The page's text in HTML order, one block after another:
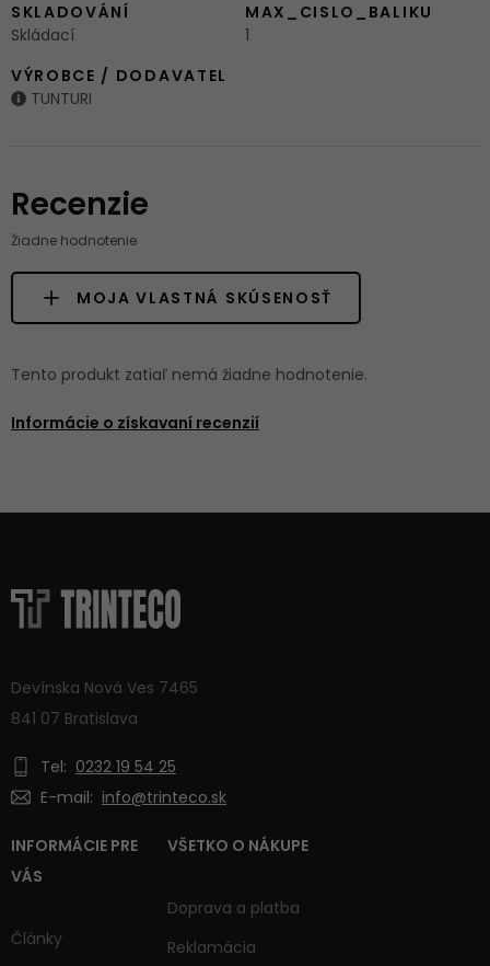
SKLADOVÁNÍ
Skládací
MAX_CISLO_BALIKU
1
VÝROBCE / DODAVATEL
TUNTURI
Recenzie
Žiadne hodnotenie
MOJA VLASTNÁ SKÚSENOSŤ
Tento produkt zatiaľ nemá žiadne hodnotenie.
Informácie o získavaní recenzií
Devínska Nová Ves 7465
841 07 Bratislava
Tel: 0232 19 54 25
E-mail: info@trinteco.sk
INFORMÁCIE PRE
VÁS
Články
VŠETKO O NÁKUPE
Doprava a platba
Reklamácia